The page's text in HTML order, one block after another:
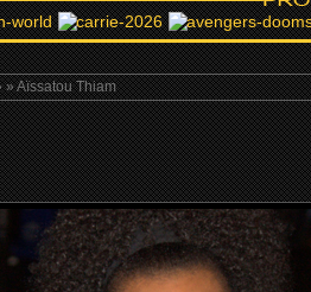
» Aïssatou Thiam